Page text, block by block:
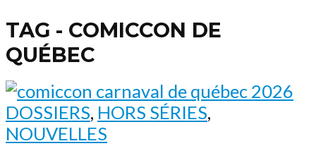
TAG - COMICCON DE
QUÉBEC
DOSSIERS, HORS SÉRIES,
NOUVELLES